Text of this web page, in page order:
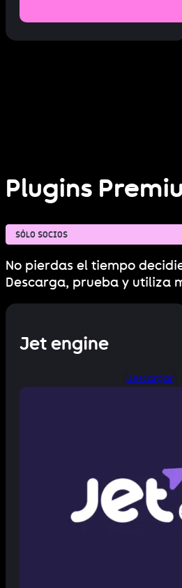
Plugins
SÓLO SOCIOS
No pierdas el tiempo
Descarga, prueba y utiliza
Jet engine
Descargar